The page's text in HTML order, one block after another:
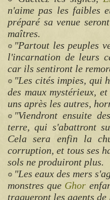
n'aime pas les faibles
préparé sa venue
maîtres.
"Partout les peuples
l'incarnation de leurs
car ils sentiront le
"Les cités impies, qui
des maux mystérieux,
uns après les autres,
"Viendront ensuite
terre, qui s'abattront
Cela sera enfin la
corruption, et tous ses
sols ne produiront plus.
"Les eaux des mers
monstres que Ghor
traqueront les agents